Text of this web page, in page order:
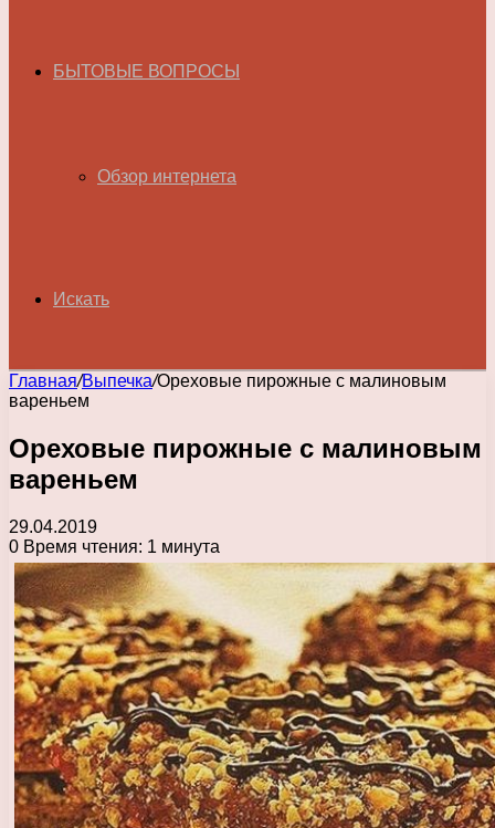
БЫТОВЫЕ ВОПРОСЫ
Обзор интернета
Искать
Главная/Выпечка/Ореховые пирожные с малиновым
вареньем
Ореховые пирожные с малиновым
вареньем
29.04.2019
0 Время чтения: 1 минута